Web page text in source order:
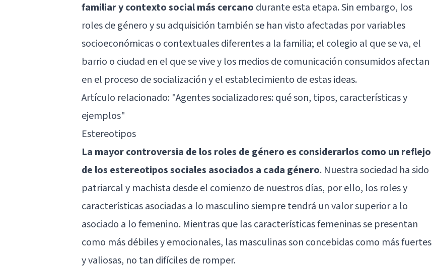
familiar y contexto social más cercano durante esta etapa. Sin embargo, los
roles de género y su adquisición también se han visto afectadas por variables
socioeconómicas o contextuales diferentes a la familia; el colegio al que se va, el
barrio o ciudad en el que se vive y los medios de comunicación consumidos afectan
en el proceso de socialización y el establecimiento de estas ideas.
Artículo relacionado: "Agentes socializadores: qué son, tipos, características y
ejemplos"
Estereotipos
La mayor controversia de los roles de género es considerarlos como un reflejo
de los estereotipos sociales asociados a cada género. Nuestra sociedad ha sido
patriarcal y machista desde el comienzo de nuestros días, por ello, los roles y
características asociadas a lo masculino siempre tendrá un valor superior a lo
asociado a lo femenino. Mientras que las características femeninas se presentan
como más débiles y emocionales, las masculinas son concebidas como más fuertes
y valiosas, no tan difíciles de romper.